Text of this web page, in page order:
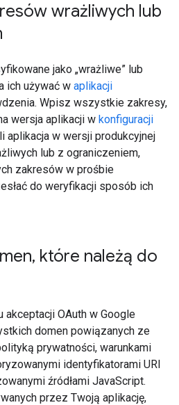
wrażliwych lub
jako „wrażliwe” lub
ich używać w aplikacji
Wpisz wszystkie zakresy,
wersja aplikacji w konfiguracji
aplikacja w wersji produkcyjnej
lub z ograniczeniem,
zakresów w prośbie
do weryfikacji sposób ich
, które należą do
akceptacji OAuth w Google
domen powiązanych ze
prywatności, warunkami
identyfikatorami URI
źródłami JavaScript.
przez Twoją aplikację,